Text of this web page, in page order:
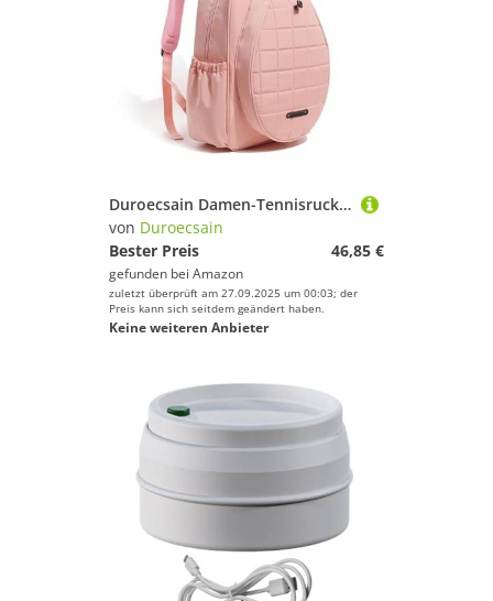
Tennis-Taschen von Duroecsain
Duroecsain Damen-Tennisrucksack,Tennisrucksäcke - Verstellbare Tennisschlägertasche - Tennisschläger-Abdeckung mit großem Fassungsvermögen, Head-Tennis-Rucksack für Erwachsene und Kinder
von Duroecsain
Bester Preis
46,85 €
gefunden bei Amazon
zuletzt überprüft am 27.09.2025 um 00:03; der
Preis kann sich seitdem geändert haben.
Keine weiteren Anbieter